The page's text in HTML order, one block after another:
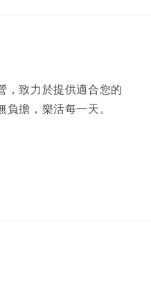
，致力於提供適合您的
擔，樂活每一天。